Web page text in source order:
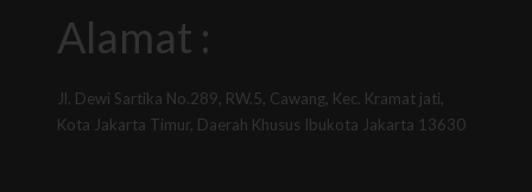
Alamat :
Jl. Dewi Sartika No.289, RW.5, Cawang, Kec. Kramat jati,
Kota Jakarta Timur, Daerah Khusus Ibukota Jakarta 13630